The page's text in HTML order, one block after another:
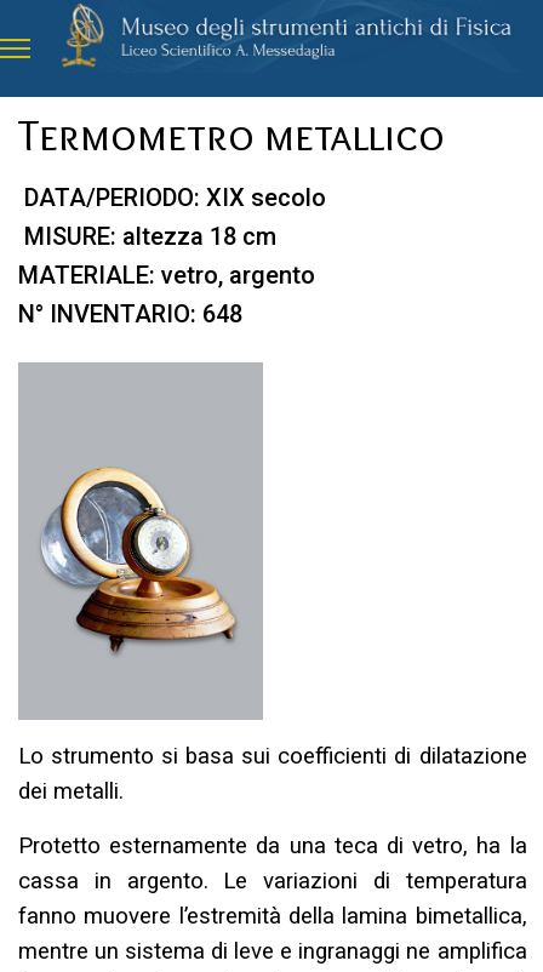
Termometro metallico
DATA/PERIODO: XIX secolo
MISURE: altezza 18 cm
MATERIALE: vetro, argento
N° INVENTARIO: 648
Lo strumento si basa sui coefficienti di dilatazione
dei metalli.
Protetto esternamente da una teca di vetro, ha la
cassa in argento. Le variazioni di temperatura
fanno muovere l’estremità della lamina bimetallica,
mentre un sistema di leve e ingranaggi ne amplifica